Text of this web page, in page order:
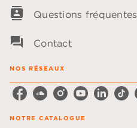
contacts Questions fréquentes
question_answer Contact
NOS RÉSEAUX
NOTRE CATALOGUE